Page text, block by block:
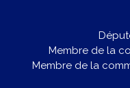
Membre de la
Membre de la